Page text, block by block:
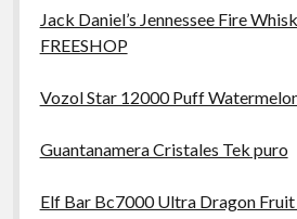
Jack Daniel’s Jennessee Fire
FREESHOP
Vozol Star 12000 Puff
Guantanamera Cristales Tek puro
Elf Bar Bc7000 Ultra Dragon